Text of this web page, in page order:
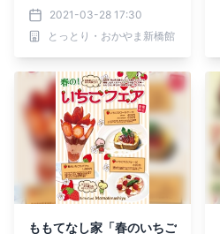
2021-03-28 17:30
とっとり・おかやま新橋館
ももてなし家「春のいちご